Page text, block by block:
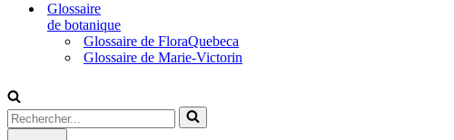
Glossaire
de botanique
Glossaire de FloraQuebeca
Glossaire de Marie-Victorin
Rechercher...